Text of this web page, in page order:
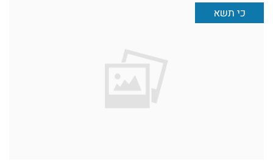
כי תשא